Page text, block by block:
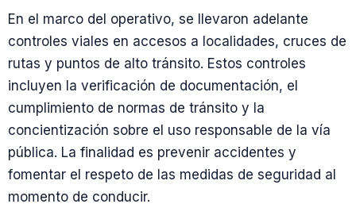
En el marco del operativo, se llevaron adelante
controles viales en accesos a localidades, cruces de
rutas y puntos de alto tránsito. Estos controles
incluyen la verificación de documentación, el
cumplimiento de normas de tránsito y la
concientización sobre el uso responsable de la vía
pública. La finalidad es prevenir accidentes y
fomentar el respeto de las medidas de seguridad al
momento de conducir.